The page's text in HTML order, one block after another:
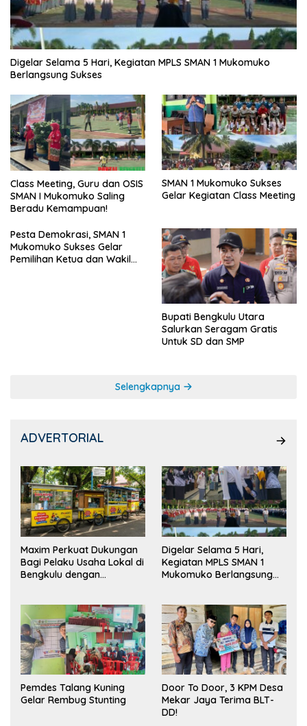
Digelar Selama 5 Hari, Kegiatan MPLS SMAN 1 Mukomuko
Berlangsung Sukses
Class Meeting, Guru dan OSIS
SMAN I Mukomuko Saling
Beradu Kemampuan!
SMAN 1 Mukomuko Sukses
Gelar Kegiatan Class Meeting
Pesta Demokrasi, SMAN 1
Mukomuko Sukses Gelar
Pemilihan Ketua dan Wakil
Bupati Bengkulu Utara
Salurkan Seragam Gratis
Untuk SD dan SMP
Selengkapnya
ADVERTORIAL
Maxim Perkuat Dukungan
Bagi Pelaku Usaha Lokal di
Bengkulu dengan
Pasar
Digelar Selama 5 Hari,
Kegiatan MPLS SMAN 1
Mukomuko Berlangsung
Pemdes Talang Kuning
Gelar Rembug Stunting
Door To Door, 3 KPM Desa
Mekar Jaya Terima BLT-
DD!